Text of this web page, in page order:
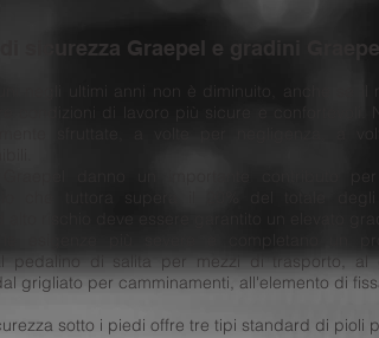
sicurezza Graepel e gradini
negli ultimi anni non è diminuito, anche se il
condizioni di lavoro più sicure e confortevoli.
sfruttate, a volte per negligenza, a
Graepel danno un importante contributo
che tuttora supera il 20% del totale
alto rischio deve essere garantito un elevato
le esigenze più severe e completano un
pedalino di salita per mezzi di trasporto,
grigliato per camminamenti, all'elemento di
sotto i piedi offre tre tipi standard di pioli